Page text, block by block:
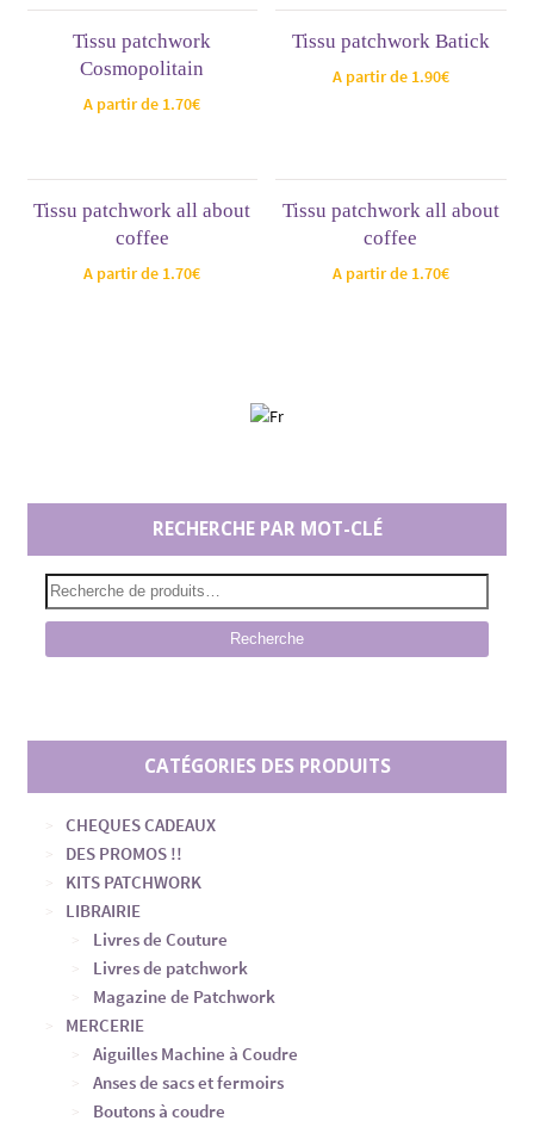
Tissu patchwork
Cosmopolitain
A partir de 1.70€
Tissu patchwork Batick
A partir de 1.90€
Tissu patchwork all about
coffee
A partir de 1.70€
Tissu patchwork all about
coffee
A partir de 1.70€
RECHERCHE PAR MOT-CLÉ
Recherche
CATÉGORIES DES PRODUITS
CHEQUES CADEAUX
DES PROMOS !!
KITS PATCHWORK
LIBRAIRIE
Livres de Couture
Livres de patchwork
Magazine de Patchwork
MERCERIE
Aiguilles Machine à Coudre
Anses de sacs et fermoirs
Boutons à coudre